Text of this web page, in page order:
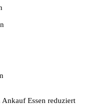
Essen reduziert